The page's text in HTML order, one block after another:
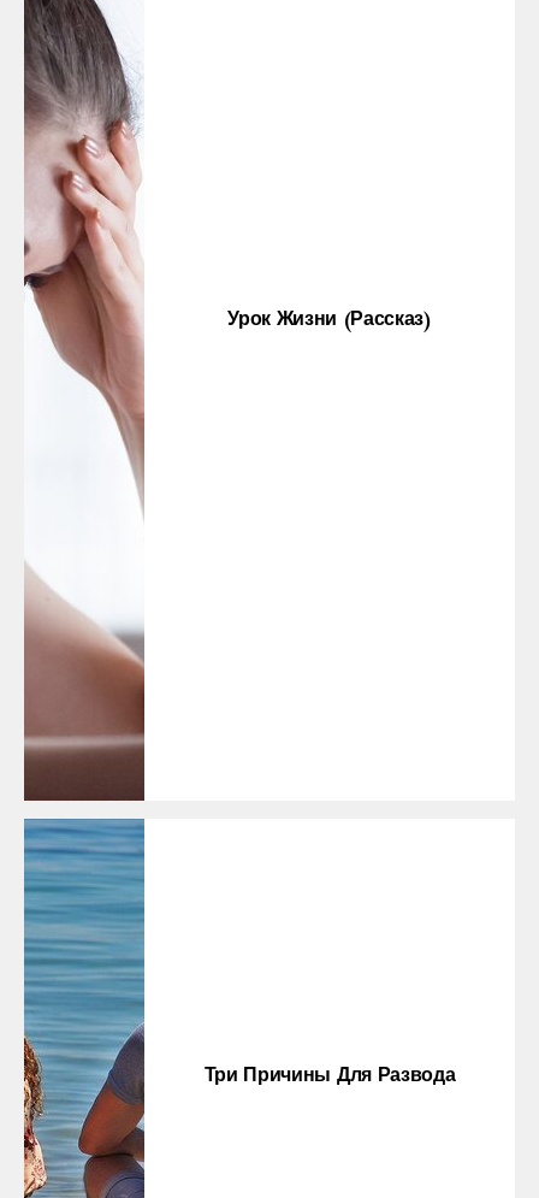
Урок Жизни (рассказ)
Три Причины Для Развода